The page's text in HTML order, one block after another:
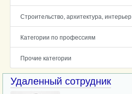
Строительство, архитектура, интерьер
Категории по профессиям
Прочие категории
Удаленный сотрудник